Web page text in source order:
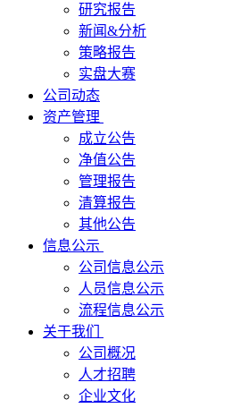
研究报告
新闻&分析
策略报告
实盘大赛
公司动态
资产管理
成立公告
净值公告
管理报告
清算报告
其他公告
信息公示
公司信息公示
人员信息公示
流程信息公示
关于我们
公司概况
人才招聘
企业文化